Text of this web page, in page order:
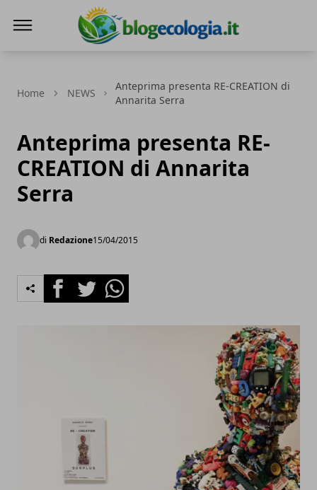
Home NEWS
Anteprima presenta RE-CREATION di
Annarita Serra
Anteprima presenta RE-
CREATION di Annarita
Serra
di Redazione15/04/2015
FacebookTwitterWhatsapp